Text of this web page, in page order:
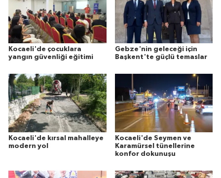
Kocaeli'de çocuklara
yangın güvenliği eğitimi
Gebze'nin geleceği için
Başkent'te güçlü temaslar
Kocaeli'de kırsal mahalleye
modern yol
Kocaeli'de Seymen ve
Karamürsel tünellerine
konfor dokunuşu